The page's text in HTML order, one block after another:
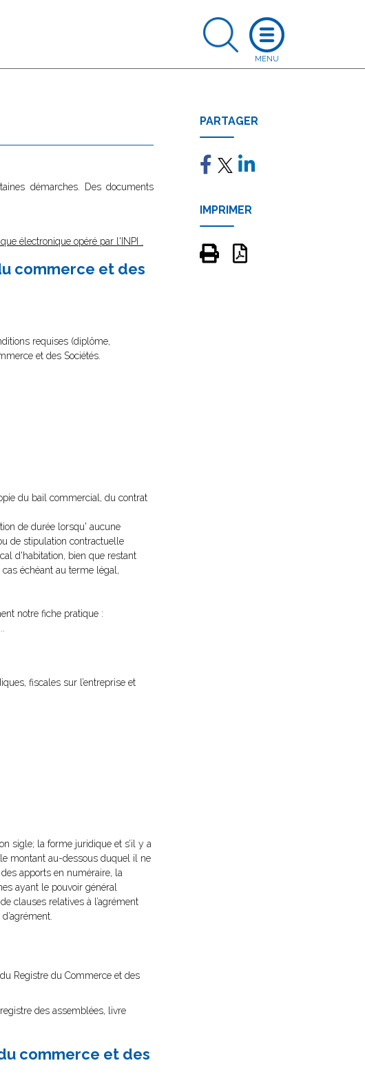
démarches. Des documents
électronique opéré par l'INPI
commerce et des
requises (diplôme,
et des Sociétés.
du bail commercial, du contrat
de durée lorsqu' aucune
de stipulation contractuelle
d'habitation, bien que restant
échéant au terme légal,
notre fiche pratique :
fiscales sur l’entreprise et
sigle; la forme juridique et s’il y a
le montant au-dessous duquel il ne
apports en numéraire, la
ayant le pouvoir général
clauses relatives à l’agrément
Registre du Commerce et des
des assemblées, livre
commerce et des
PARTAGER
IMPRIMER